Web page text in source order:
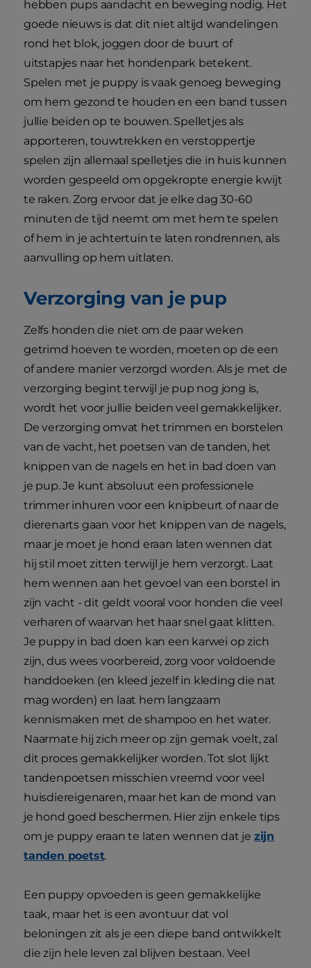
hebben pups aandacht en beweging nodig. Het
goede nieuws is dat dit niet altijd wandelingen
rond het blok, joggen door de buurt of
uitstapjes naar het hondenpark betekent.
Spelen met je puppy is vaak genoeg beweging
om hem gezond te houden en een band tussen
jullie beiden op te bouwen. Spelletjes als
apporteren, touwtrekken en verstoppertje
spelen zijn allemaal spelletjes die in huis kunnen
worden gespeeld om opgekropte energie kwijt
te raken. Zorg ervoor dat je elke dag 30-60
minuten de tijd neemt om met hem te spelen
of hem in je achtertuin te laten rondrennen, als
aanvulling op hem uitlaten.
Verzorging van je pup
Zelfs honden die niet om de paar weken
getrimd hoeven te worden, moeten op de een
of andere manier verzorgd worden. Als je met de
verzorging begint terwijl je pup nog jong is,
wordt het voor jullie beiden veel gemakkelijker.
De verzorging omvat het trimmen en borstelen
van de vacht, het poetsen van de tanden, het
knippen van de nagels en het in bad doen van
je pup. Je kunt absoluut een professionele
trimmer inhuren voor een knipbeurt of naar de
dierenarts gaan voor het knippen van de nagels,
maar je moet je hond eraan laten wennen dat
hij stil moet zitten terwijl je hem verzorgt. Laat
hem wennen aan het gevoel van een borstel in
zijn vacht - dit geldt vooral voor honden die veel
verharen of waarvan het haar snel gaat klitten.
Je puppy in bad doen kan een karwei op zich
zijn, dus wees voorbereid, zorg voor voldoende
handdoeken (en kleed jezelf in kleding die nat
mag worden) en laat hem langzaam
kennismaken met de shampoo en het water.
Naarmate hij zich meer op zijn gemak voelt, zal
dit proces gemakkelijker worden. Tot slot lijkt
tandenpoetsen misschien vreemd voor veel
huisdiereigenaren, maar het kan de mond van
je hond goed beschermen. Hier zijn enkele tips
om je puppy eraan te laten wennen dat je zijn
tanden poetst.
Een puppy opvoeden is geen gemakkelijke
taak, maar het is een avontuur dat vol
beloningen zit als je een diepe band ontwikkelt
die zijn hele leven zal blijven bestaan. Veel